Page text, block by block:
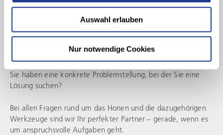
Auswahl erlauben
Nur notwendige Cookies
GUTE LÖSUNGEN BEGINNEN MIT GUTEM ZUHÖREN
Kontakt & Service
Sie haben Rückfragen zu unseren Produkten und Lösungen?
Sie haben eine konkrete Problemstellung, bei der Sie eine
Lösung suchen?
Bei allen Fragen rund um das Honen und die dazugehörigen
Werkzeuge sind wir Ihr perfekter Partner – gerade, wenn es
um anspruchsvolle Aufgaben geht.